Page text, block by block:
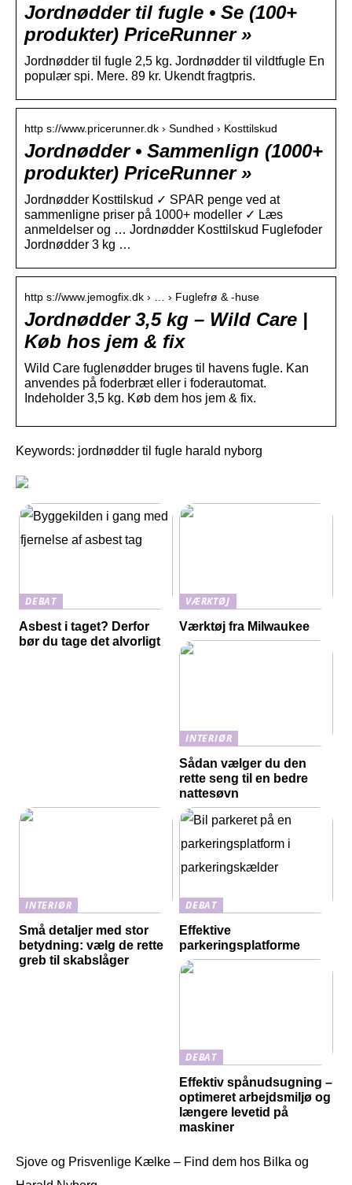
Jordnødder til fugle • Se (100+
produkter) PriceRunner »
Jordnødder til fugle 2,5 kg. Jordnødder til vildtfugle En
populær spi. Mere. 89 kr. Ukendt fragtpris.
http s://www.pricerunner.dk › Sundhed › Kosttilskud
Jordnødder • Sammenlign (1000+
produkter) PriceRunner »
Jordnødder Kosttilskud ✓ SPAR penge ved at
sammenligne priser på 1000+ modeller ✓ Læs
anmeldelser og … Jordnødder Kosttilskud Fuglefoder
Jordnødder 3 kg …
http s://www.jemogfix.dk › … › Fuglefrø & -huse
Jordnødder 3,5 kg – Wild Care |
Køb hos jem & fix
Wild Care fuglenødder bruges til havens fugle. Kan
anvendes på foderbræt eller i foderautomat.
Indeholder 3,5 kg. Køb dem hos jem & fix.
Keywords: jordnødder til fugle harald nyborg
DEBAT
Asbest i taget? Derfor
bør du tage det alvorligt
VÆRKTØJ
Værktøj fra Milwaukee
INTERIØR
Sådan vælger du den
rette seng til en bedre
nattesøvn
INTERIØR
Små detaljer med stor
betydning: vælg de rette
greb til skabslåger
DEBAT
Effektive
parkeringsplatforme
DEBAT
Effektiv spånudsugning –
optimeret arbejdsmiljø og
længere levetid på
maskiner
Sjove og Prisvenlige Kælke – Find dem hos Bilka og